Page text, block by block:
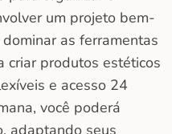
um projeto bem-
as ferramentas
criar produtos estéticos
e acesso 24
você poderá
adaptando seus